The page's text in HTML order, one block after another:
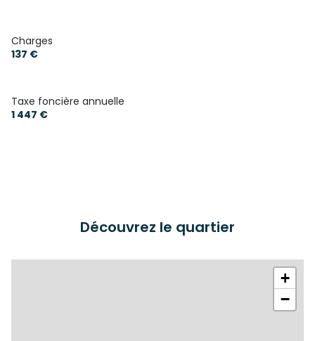
interphone
Charges
137 €
Taxe foncière annuelle
1 447 €
Découvrez le quartier
+
−